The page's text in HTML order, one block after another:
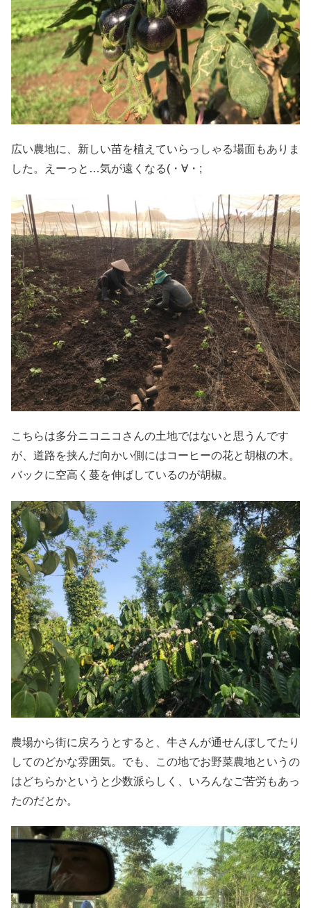
広い農地に、新しい苗を植えていらっしゃる場面もありま
した。えーっと…気が遠くなる(・∀・;
こちらは多分ニコニコさんの土地ではないと思うんです
が、道路を挟んだ向かい側にはコーヒーの花と胡椒の木。
バックに空高く蔓を伸ばしているのが胡椒。
農場から街に戻ろうとすると、牛さんが通せんぼしてたり
してのどかな雰囲気。でも、この地でお野菜農地というの
はどちらかというと少数派らしく、いろんなご苦労もあっ
たのだとか。